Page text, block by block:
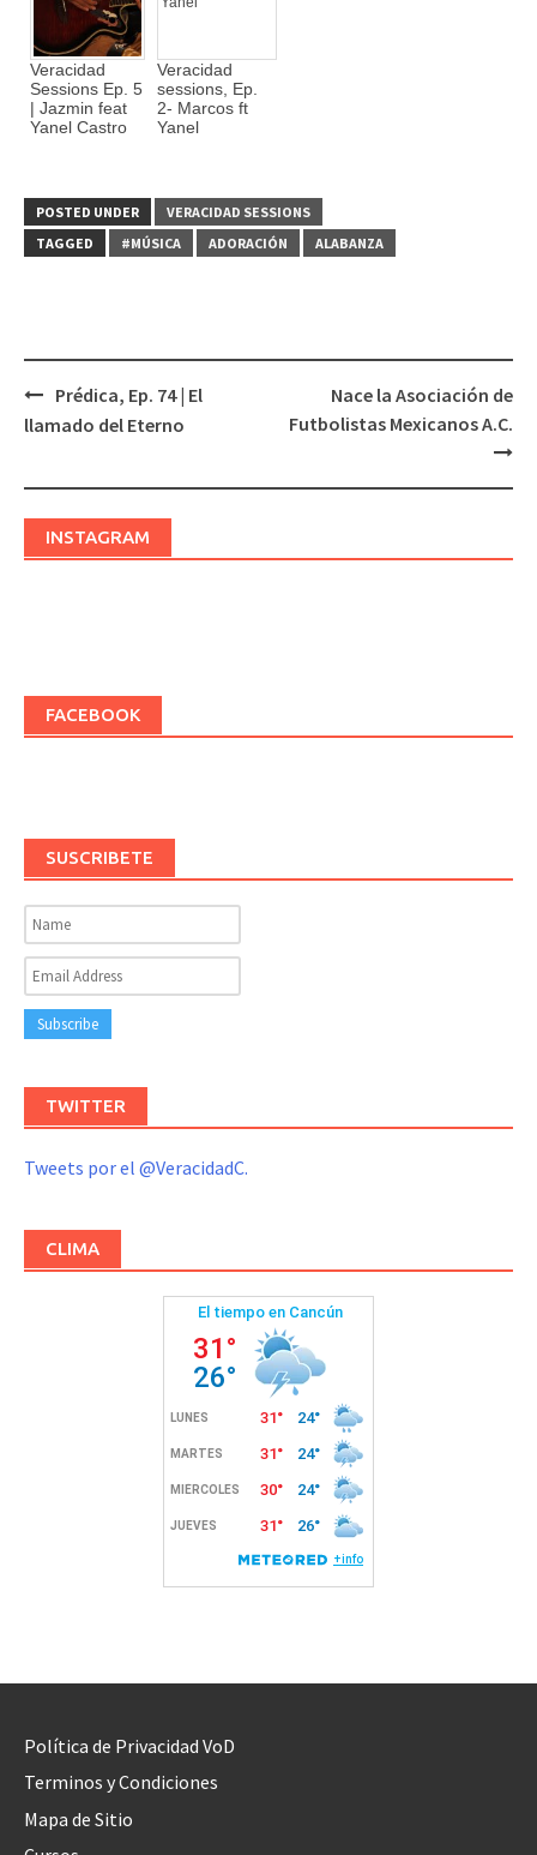
Veracidad
Sessions Ep. 5
| Jazmin feat
Yanel Castro
Veracidad
sessions, Ep.
2- Marcos ft
Yanel
POSTED UNDER
VERACIDAD SESSIONS
TAGGED
#MÚSICA ADORACIÓN ALABANZA
Post
Prédica, Ep. 74 | El
llamado del Eterno
Nace la Asociación de
Futbolistas Mexicanos A.C.
INSTAGRAM
FACEBOOK
SUSCRIBETE
TWITTER
Tweets por el @VeracidadC.
CLIMA
Política de Privacidad VoD
Terminos y Condiciones
Mapa de Sitio